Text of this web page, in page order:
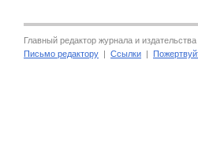
Главный редактор журнала и издательства
Письмо редактору | Ссылки |